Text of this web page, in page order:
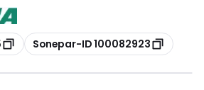
Kopioi
Sonepar-ID 100082923